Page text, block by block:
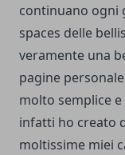
continuano ogni
spaces delle
veramente una
pagine
molto semplice
infatti ho creato
moltissime miei